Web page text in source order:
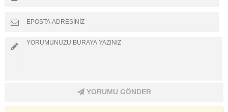
YORUMU GÖNDER